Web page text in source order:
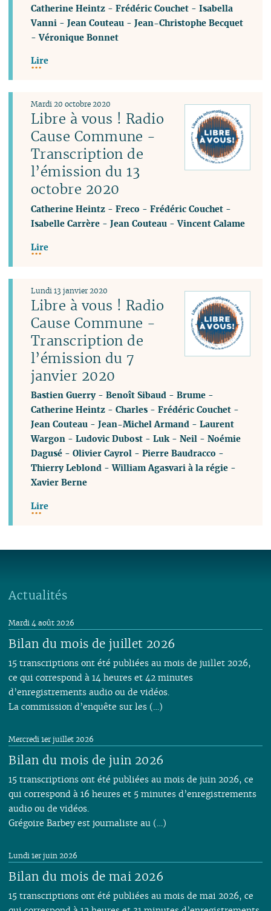
Catherine Heintz -Frédéric Couchet -Isabella
Vanni -Jean Couteau -Jean-Christophe Becquet
-Véronique Bonnet
Lire
Libre à vous ! Radio
Cause Commune -
Transcription de
l’émission du 13
octobre 2020
Mardi 20 octobre 2020
Catherine Heintz -Freco -Frédéric Couchet -
Isabelle Carrère -Jean Couteau -Vincent Calame
Lire
Libre à vous ! Radio
Cause Commune -
Transcription de
l’émission du 7
janvier 2020
Lundi 13 janvier 2020
Bastien Guerry-Benoît Sibaud -Brume -
Catherine Heintz -Charles -Frédéric Couchet -
Jean Couteau -Jean-Michel Armand -Laurent
Wargon -Ludovic Dubost -Luk-Neil -Noémie
Dagusé -Olivier Cayrol -Pierre Baudracco -
Thierry Leblond -William Agasvari à la régie -
Xavier Berne
Lire
Actualités
Bilan du mois de juillet 2026
Mardi 4 août 2026
15 transcriptions ont été publiées au mois de juillet 2026,
ce qui correspond à 14 heures et 42 minutes
d’enregistrements audio ou de vidéos.
La commission d’enquête sur les (…)
Bilan du mois de juin 2026
Mercredi 1er juillet 2026
15 transcriptions ont été publiées au mois de juin 2026, ce
qui correspond à 16 heures et 5 minutes d’enregistrements
audio ou de vidéos.
Grégoire Barbey est journaliste au (…)
Bilan du mois de mai 2026
Lundi 1er juin 2026
15 transcriptions ont été publiées au mois de mai 2026, ce